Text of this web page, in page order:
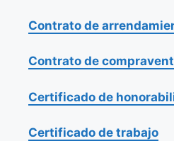
Contrato de
Contrato de
Certificado de
Certificado de trabajo